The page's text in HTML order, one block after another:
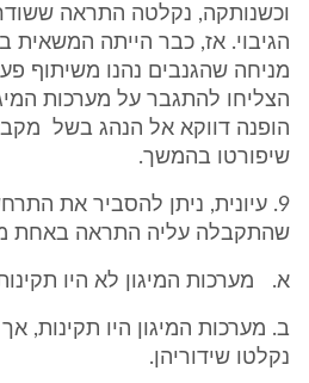
וכשנותקה, נקלטה התראה
הגיבוי. אז, כבר הייתה
מניחה שהגנבים נהנו משיתוף
הצליחו להתגבר על מערכות
הופנה דווקא אל הנהג בשל
שיפורטו בהמשך.
9. עיונית, ניתן להסביר את
שהתקבלה עליה התראה באחת
א. מערכות המיגון לא היו
ב. מערכות המיגון היו תקינות,
נקלטו שידוריהן.